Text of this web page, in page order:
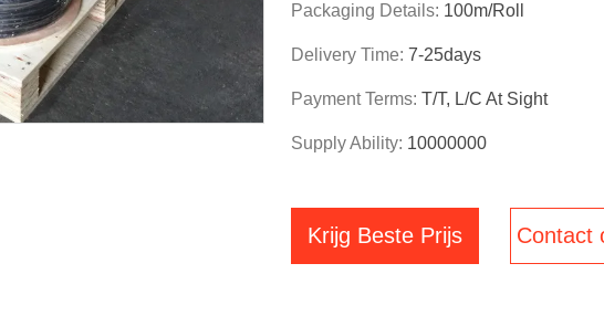
Packaging Details: 100m/roll
Delivery Time: 7-25days
Payment Terms: T/T, L/C At Sight
Supply Ability: 10000000
Krijg Beste Prijs Contact